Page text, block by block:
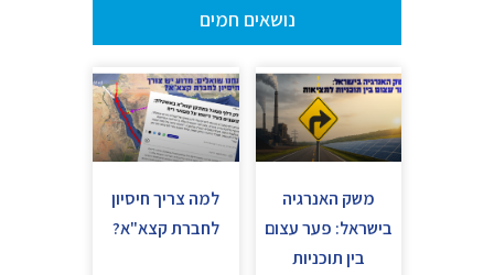
נושאים חמים
משק האנרגיה
בישראל: פער עצום
בין תוכניות
למה צריך חיסיון
לחברת קצא"א?